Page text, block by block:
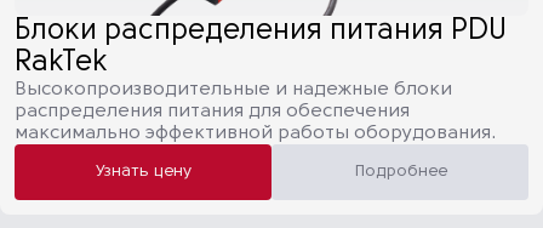
Блоки распределения питания PDU
RakTek
Высокопроизводительные и надежные блоки
распределения питания для обеспечения
максимально эффективной работы оборудования.
Узнать цену Подробнее